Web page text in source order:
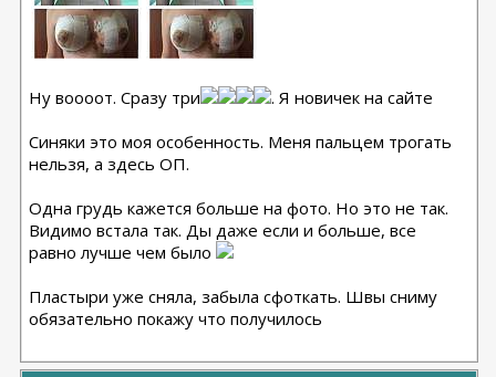
Ну воооот. Сразу три
. Я новичек на сайте
Синяки это моя особенность. Меня пальцем трогать
нельзя, а здесь ОП.
Одна грудь кажется больше на фото. Но это не так.
Видимо встала так. Ды даже если и больше, все
равно лучше чем было
Пластыри уже сняла, забыла сфоткать. Швы сниму
обязательно покажу что получилось